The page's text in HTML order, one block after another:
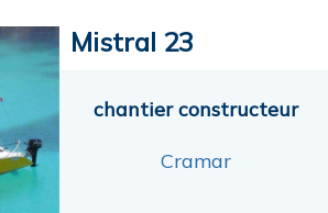
Mistral 23
chantier constructeur
Cramar